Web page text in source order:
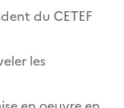
du CETEF
les